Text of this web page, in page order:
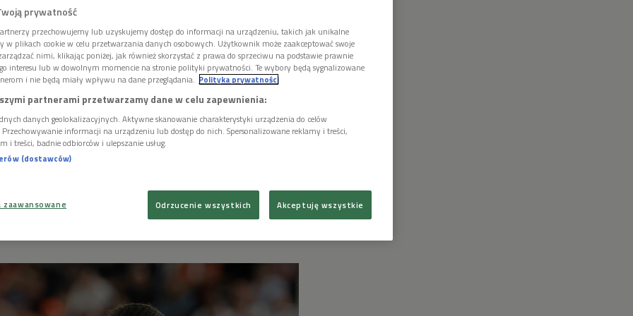
w
z Holandią 2:1, ale czy w środowym meczu
rzucie karnym dla "Trzech Lwów" nie
przez arbitrów zagranie Bukayo Saki.
prywatność
przechowujemy lub uzyskujemy dostęp do informacji na urządzeniu, takich jak unikalne
w plikach cookie w celu przetwarzania danych osobowych. Użytkownik może zaakceptować swoje
nimi, klikając poniżej, jak również skorzystać z prawa do sprzeciwu na podstawie prawnie
interesu lub w dowolnym momencie na stronie polityki prywatności. Te wybory będą sygnalizowane
i nie będą miały wpływu na dane przeglądania. Polityka prywatności
partnerami przetwarzamy dane w celu zapewnienia:
danych geolokalizacyjnych. Aktywne skanowanie charakterystyki urządzenia do celów
informacji na urządzeniu lub dostęp do nich. Spersonalizowane reklamy i treści,
i treści, badnie odbiorców i ulepszanie usług.
(dostawców)
Odrzucenie wszystkich Akceptuję wszystkie